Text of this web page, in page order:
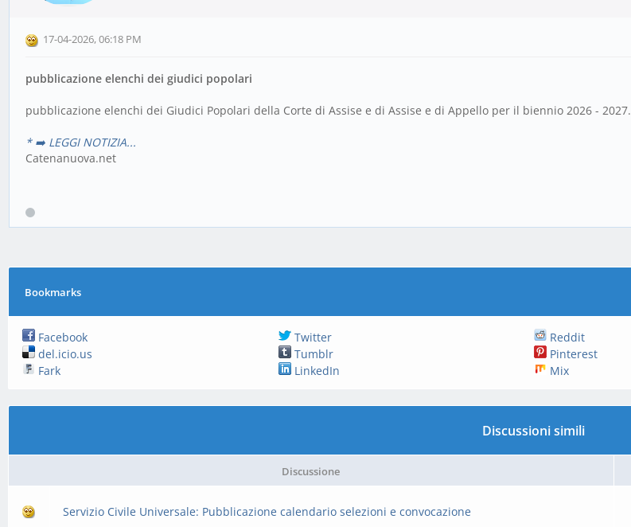
17-04-2026, 06:18 PM
pubblicazione elenchi dei giudici popolari
pubblicazione elenchi dei Giudici Popolari della Corte di Assise e di Assise e di Appello per il biennio 2026 - 2027.
* ➡️ LEGGI NOTIZIA...
Catenanuova.net
Bookmarks
Facebook Twitter Reddit
del.icio.us
Tumblr Pinterest
Fark
LinkedIn Mix
Discussioni simili
Discussione
Servizio Civile Universale: Pubblicazione calendario selezioni e convocazione